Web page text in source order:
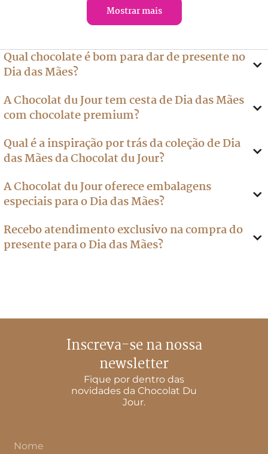
mostrar mais
Qual chocolate é bom para dar de presente no
Dia das Mães?
A Chocolat du Jour tem cesta de Dia das Mães
com chocolate premium?
Qual é a inspiração por trás da coleção de Dia
das Mães da Chocolat du Jour?
A Chocolat du Jour oferece embalagens
especiais para o Dia das Mães?
Recebo atendimento exclusivo na compra do
presente para o Dia das Mães?
Inscreva-se na nossa
newsletter
Fique por dentro das
novidades da Chocolat Du
Jour.